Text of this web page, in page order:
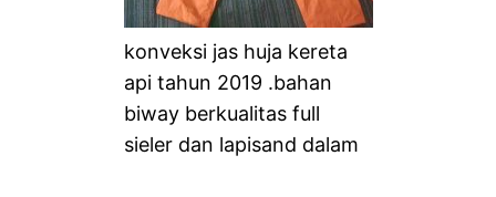
konveksi jas huja kereta
api tahun 2019 .bahan
biway berkualitas full
sieler dan lapisand dalam